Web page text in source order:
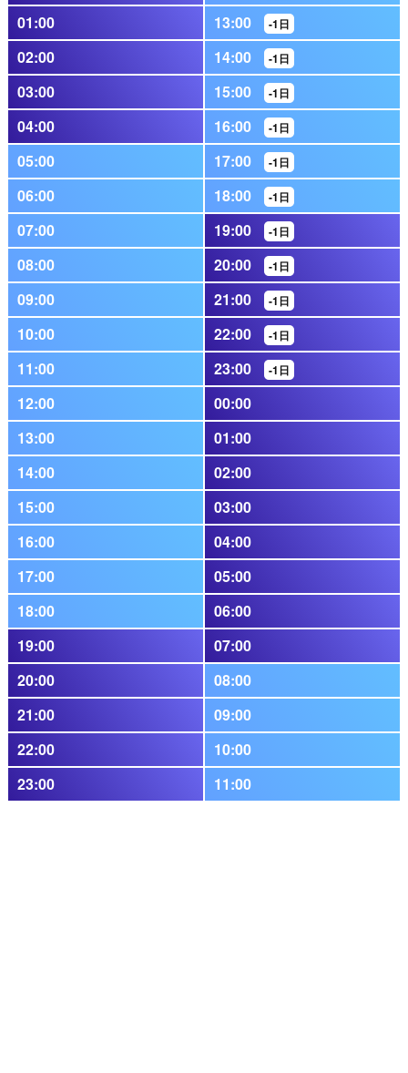
01:00 13:00 -1日
02:00 14:00 -1日
03:00 15:00 -1日
04:00 16:00 -1日
05:00 17:00 -1日
06:00 18:00 -1日
07:00 19:00 -1日
08:00 20:00 -1日
09:00 21:00 -1日
10:00 22:00 -1日
11:00 23:00 -1日
12:00
00:00
13:00
01:00
14:00
02:00
15:00
03:00
16:00
04:00
17:00
05:00
18:00
06:00
19:00
07:00
20:00
08:00
21:00
09:00
22:00
10:00
23:00
11:00